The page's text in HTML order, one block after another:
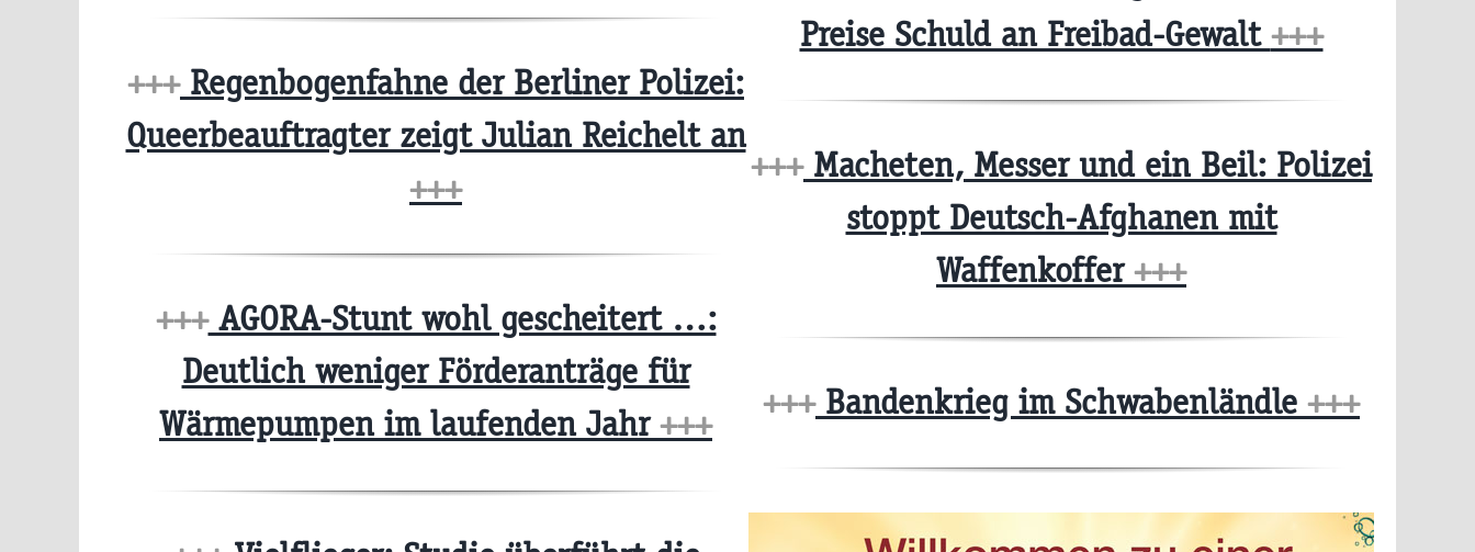
+++Regenbogenfahne der Berliner Polizei:
Queerbeauftragter zeigt Julian Reichelt an
+++
+++AGORA-Stunt wohl gescheitert …:
Deutlich weniger Förderanträge für
Wärmepumpen im laufenden Jahr+++
Preise Schuld an Freibad-Gewalt +++
+++Macheten, Messer und ein Beil: Polizei
stoppt Deutsch-Afghanen mit
Waffenkoffer+++
+++Bandenkrieg im Schwabenländle +++